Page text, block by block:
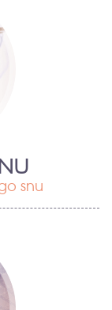
snu